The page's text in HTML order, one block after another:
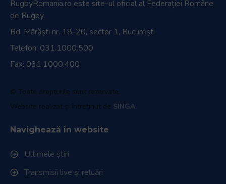
RugbyRomania.ro este site-ul oficial al Federației Române
de Rugby.
Bd. Mărăști nr. 18-20, sector 1, București
Telefon: 031.1000.500
Fax: 031.1000.400
© Toate drepturile sunt rezervate.
Website realizat și întreținut de SINGA
Navighează în website
Ultimele știri
Transmisii live și reluări